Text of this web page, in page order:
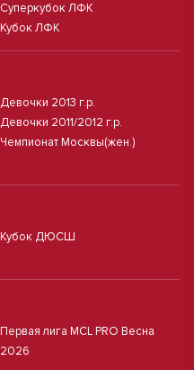
Суперкубок ЛФК
Кубок ЛФК
Девочки 2013 г.р.
Девочки 2011/2012 г.р.
Чемпионат Москвы(жен.)
Кубок ДЮСШ
Первая лига MCL PRO Весна
2026